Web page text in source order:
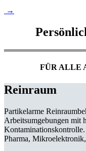
→
FÜR ALLE
Reinraum
Partikelarme
Arbeitsumgebungen mit
Pharma,